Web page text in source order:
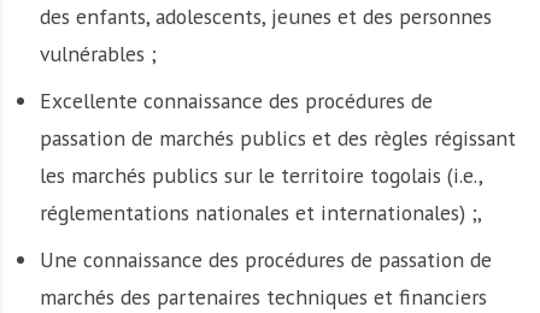
des enfants, adolescents, jeunes et des personnes
vulnérables ;
Excellente connaissance des procédures de
passation de marchés publics et des règles régissant
les marchés publics sur le territoire togolais (i.e.,
réglementations nationales et internationales) ;,
Une connaissance des procédures de passation de
marchés des partenaires techniques et financiers